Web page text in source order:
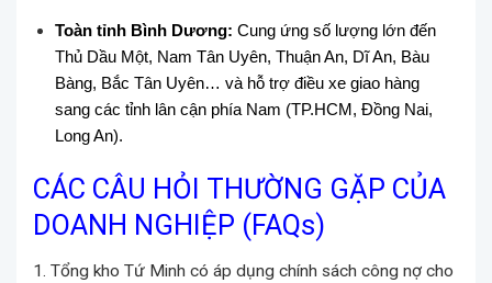
Toàn tỉnh Bình Dương: Cung ứng số lượng lớn đến
Thủ Dầu Một, Nam Tân Uyên, Thuận An, Dĩ An, Bàu
Bàng, Bắc Tân Uyên… và hỗ trợ điều xe giao hàng
sang các tỉnh lân cận phía Nam (TP.HCM, Đồng Nai,
Long An).
CÁC CÂU HỎI THƯỜNG GẶP CỦA
DOANH NGHIỆP (FAQs)
1. Tổng kho Tứ Minh có áp dụng chính sách công nợ cho